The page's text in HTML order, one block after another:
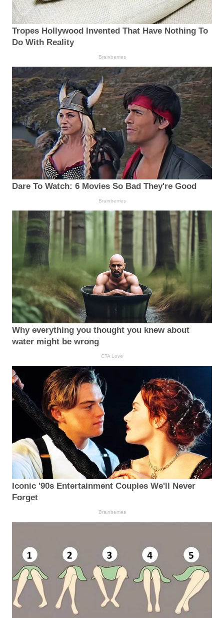
Tropes Hollywood Invented That Have Nothing To
Do With Reality
Brainberries
Dare To Watch: 6 Movies So Bad They're Good
Brainberries
Why everything you thought you knew about
water might be wrong
CTA Love
Iconic '90s Entertainment Couples We'll Never
Forget
Brainberries